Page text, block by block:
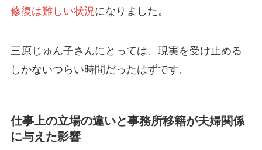
修復は難しい状況になりました。
三原じゅん子さんにとっては、現実を受け止める
しかないつらい時間だったはずです。
仕事上の立場の違いと事務所移籍が夫婦関係
に与えた影響